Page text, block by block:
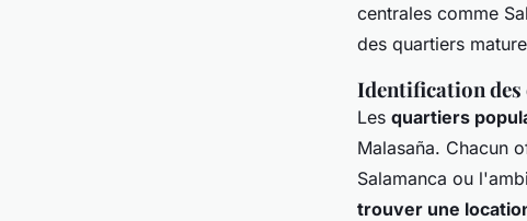
centrales comme
des quartiers
Identification
Les quartiers
Malasaña. Chacun
Salamanca ou
trouver une